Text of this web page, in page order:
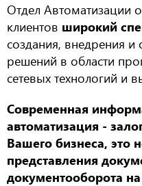
Отдел Автоматизации
клиентов широкий
создания, внедрения
решений в области
сетевых технологий и
Современная
автоматизация -
Вашего бизнеса, это
представления
документооборота